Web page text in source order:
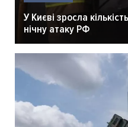
У Києві зросла
нічну атаку РФ